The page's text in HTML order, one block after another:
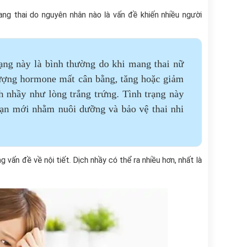
thai do nguyên nhân nào là vấn đề khiến nhiều người
này là bình thường do khi mang thai nữ
hormone mất cân bằng, tăng hoặc giảm
nhầy như lòng trắng trứng. Tình trạng này
mới nhằm nuôi dưỡng và bảo vệ thai nhi
vấn đề về nội tiết. Dịch nhầy có thể ra nhiều hơn, nhất là